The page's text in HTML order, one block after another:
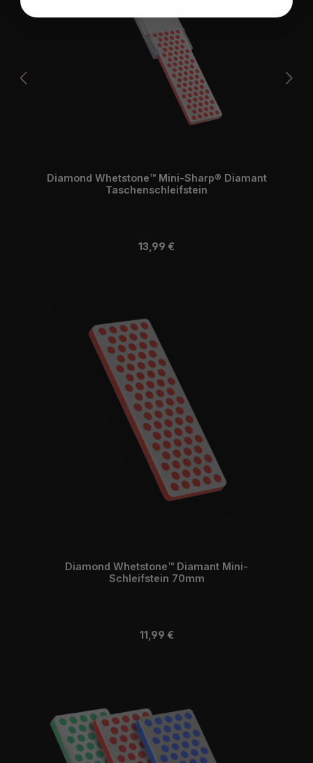
Diamond Whetstone™ Mini-Sharp® Diamant
Taschenschleifstein
Regulärer Preis:
13,99 €
Diamond Whetstone™ Diamant Mini-
Schleifstein 70mm
Regulärer Preis:
11,99 €